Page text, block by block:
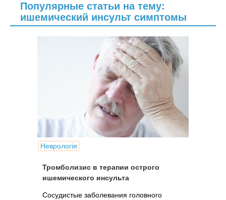
Популярные статьи на тему:
ишемический инсульт симптомы
Неврологія
Тромболизис в терапии острого
ишемического инсульта
Сосудистые заболевания головного